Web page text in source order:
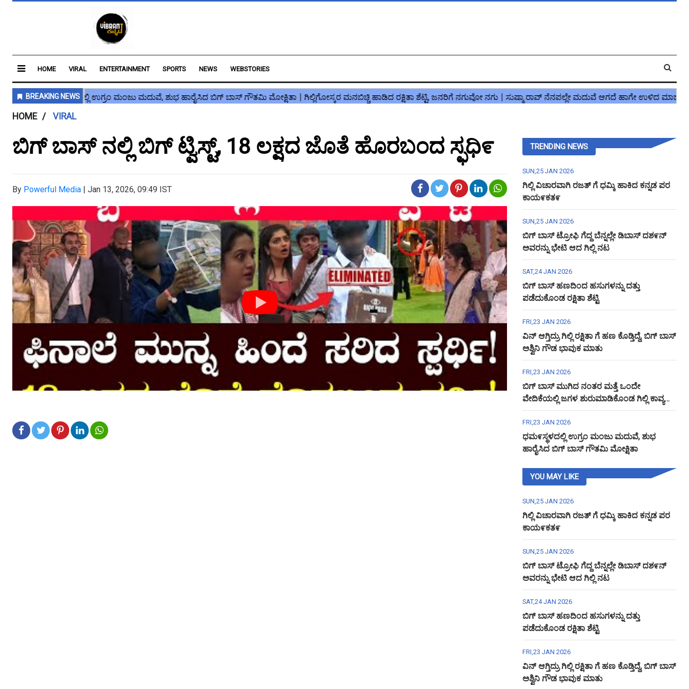
HOME VIRAL ENTERTAINMENT SPORTS NEWS WEBSTORIES
HOME VIRAL
ಬಿಗ್ ಬಾಸ್ ನಲ್ಲಿ ಬಿಗ್ ಟ್ವಿಸ್ಟ್, 18 ಲಕ್ಷದ ಜೊತೆ ಹೊರಬಂದ ಸ್ಫಧಿ೯
By Powerful Media | Jan 13, 2026, 09:49 IST
TRENDING NEWS
SUN,25 JAN 2026
ಗಿಲ್ಲಿ ವಿಚಾರವಾಗಿ ರಜತ್ ಗೆ ಧಮ್ಕಿ ಹಾಕಿದ ಕನ್ನಡ ಪರ
ಕಾಯ೯ಕತ೯
SUN,25 JAN 2026
ಬಿಗ್ ಬಾಸ್ ಟ್ರೋಫಿ ಗೆದ್ದ ಬೆನ್ನಲ್ಲೇ ಡಿಬಾಸ್ ದಶ೯ನ್
ಅವರನ್ನು ಭೇಟಿ ಆದ ಗಿಲ್ಲಿ ನಟ
SAT,24 JAN 2026
ಬಿಗ್ ಬಾಸ್ ಹಣದಿಂದ ಹಸುಗಳನ್ನು ದತ್ತು
ಪಡೆದುಕೊಂಡ ರಕ್ಷಿತಾ ಶೆಟ್ಟಿ
FRI,23 JAN 2026
ವಿನ್ ಆಗ್ತಿದ್ರು ಗಿಲ್ಲಿ ರಕ್ಷಿತಾ ಗೆ ಹಣ ಕೊಡ್ತಿದ್ದೆ, ಬಿಗ್ ಬಾಸ್
ಅಶ್ವಿನಿ ಗೌಡ ಭಾವುಕ ಮಾತು
FRI,23 JAN 2026
ಬಿಗ್ ಬಾಸ್ ಮುಗಿದ ನಂತರ ಮತ್ತೆ ಒಂದೇ
ವೇದಿಕೆಯಲ್ಲಿ ಜಗಳ ಶುರುಮಾಡಿಕೊಂಡ ಗಿಲ್ಲಿ ಕಾವ್ಯ
ಅಶ್ವಿನಿ ಗೌಡ
FRI,23 JAN 2026
ಧಮ೯ಸ್ಥಳದಲ್ಲಿ ಉಗ್ರಂ ಮಂಜು ಮದುವೆ, ಶುಭ
ಹಾರೈಸಿದ ಬಿಗ್ ಬಾಸ್ ಗೌತಮಿ ಮೋಕ್ಷಿತಾ
YOU MAY LIKE
SUN,25 JAN 2026
ಗಿಲ್ಲಿ ವಿಚಾರವಾಗಿ ರಜತ್ ಗೆ ಧಮ್ಕಿ ಹಾಕಿದ ಕನ್ನಡ ಪರ
ಕಾಯ೯ಕತ೯
SUN,25 JAN 2026
ಬಿಗ್ ಬಾಸ್ ಟ್ರೋಫಿ ಗೆದ್ದ ಬೆನ್ನಲ್ಲೇ ಡಿಬಾಸ್ ದಶ೯ನ್
ಅವರನ್ನು ಭೇಟಿ ಆದ ಗಿಲ್ಲಿ ನಟ
SAT,24 JAN 2026
ಬಿಗ್ ಬಾಸ್ ಹಣದಿಂದ ಹಸುಗಳನ್ನು ದತ್ತು
ಪಡೆದುಕೊಂಡ ರಕ್ಷಿತಾ ಶೆಟ್ಟಿ
FRI,23 JAN 2026
ವಿನ್ ಆಗ್ತಿದ್ರು ಗಿಲ್ಲಿ ರಕ್ಷಿತಾ ಗೆ ಹಣ ಕೊಡ್ತಿದ್ದೆ, ಬಿಗ್ ಬಾಸ್
ಅಶ್ವಿನಿ ಗೌಡ ಭಾವುಕ ಮಾತು